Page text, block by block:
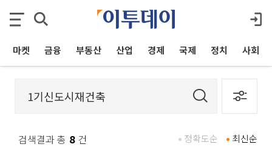
마켓 금융 부동산 산업 경제 국제 정치 사회
검색결과 총 8 건 최신순
정확도순